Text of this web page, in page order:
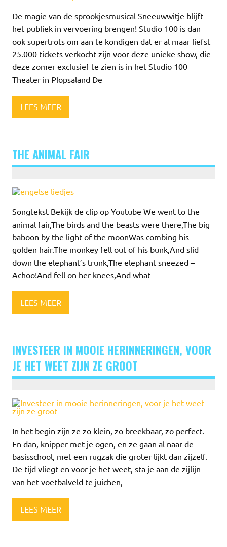
De magie van de sprookjesmusical Sneeuwwitje blijft
het publiek in vervoering brengen! Studio 100 is dan
ook supertrots om aan te kondigen dat er al maar liefst
25.000 tickets verkocht zijn voor deze unieke show, die
deze zomer exclusief te zien is in het Studio 100
Theater in Plopsaland De
LEES MEER
THE ANIMAL FAIR
Songtekst Bekijk de clip op Youtube We went to the
animal fair,The birds and the beasts were there,The big
baboon by the light of the moonWas combing his
golden hair.The monkey fell out of his bunk,And slid
down the elephant’s trunk,The elephant sneezed –
Achoo!And fell on her knees,And what
LEES MEER
INVESTEER IN MOOIE HERINNERINGEN, VOOR
JE HET WEET ZIJN ZE GROOT
In het begin zijn ze zo klein, zo breekbaar, zo perfect.
En dan, knipper met je ogen, en ze gaan al naar de
basisschool, met een rugzak die groter lijkt dan zijzelf.
De tijd vliegt en voor je het weet, sta je aan de zijlijn
van het voetbalveld te juichen,
LEES MEER